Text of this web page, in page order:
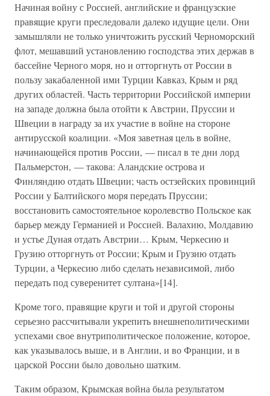
Начиная войну с Россией, английские и французские
правящие круги преследовали далеко идущие цели. Они
замышляли не только уничтожить русский Черноморский
флот, мешавший установлению господства этих держав в
бассейне Черного моря, но и отторгнуть от России в
пользу закабаленной ими Турции Кавказ, Крым и ряд
других областей. Часть территории Российской империи
на западе должна была отойти к Австрии, Пруссии и
Швеции в награду за их участие в войне на стороне
антирусской коалиции. «Моя заветная цель в войне,
начинающейся против России, — писал в те дни лорд
Пальмерстон, — такова: Аландские острова и
Финляндию отдать Швеции; часть остзейских провинций
России у Балтийского моря передать Пруссии;
восстановить самостоятельное королевство Польское как
барьер между Германией и Россией. Валахию, Молдавию
и устье Дуная отдать Австрии… Крым, Черкесию и
Грузию отторгнуть от России; Крым и Грузию отдать
Турции, а Черкесию либо сделать независимой, либо
передать под суверенитет султана»[14].
Кроме того, правящие круги и той и другой стороны
серьезно рассчитывали укрепить внешнеполитическими
успехами свое внутриполитическое положение, которое,
как указывалось выше, и в Англии, и во Франции, и в
царской России было довольно шатким.
Таким образом, Крымская война была результатом